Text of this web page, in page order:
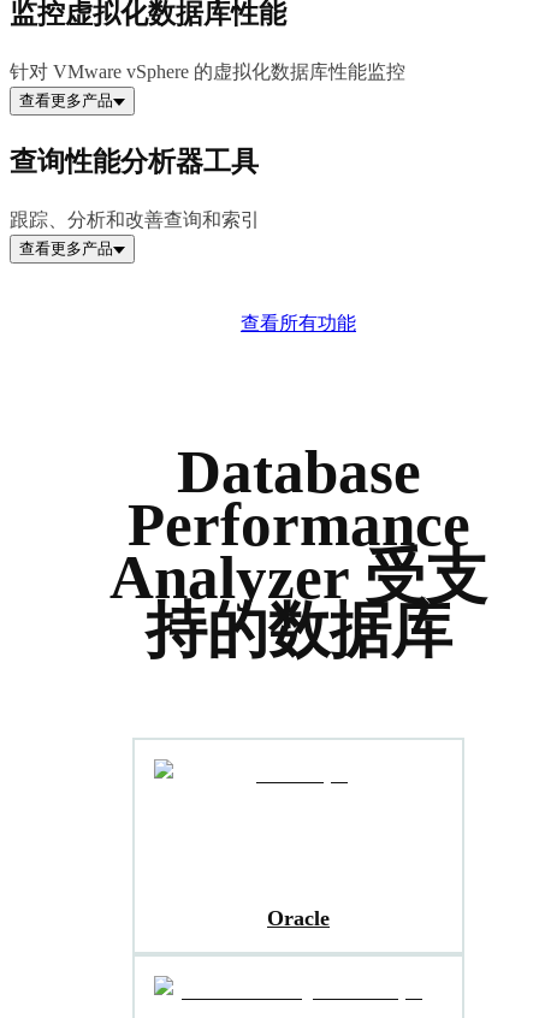
监控虚拟化数据库性能
针对 VMware vSphere 的虚拟化数据库性能监控
查看更多产品
查询性能分析器工具
跟踪、分析和改善查询和索引
查看更多产品
查看所有功能
Database
Performance
Analyzer 受支
持的数据库
Oracle